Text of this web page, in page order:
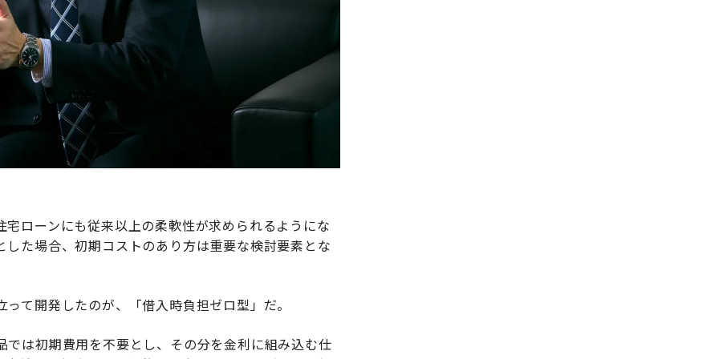
ローンにも従来以上の柔軟性が求められるようにな
た場合、初期コストのあり方は重要な検討要素とな
て開発したのが、「借入時負担ゼロ型」だ。
は初期費用を不要とし、その分を金利に組み込む仕